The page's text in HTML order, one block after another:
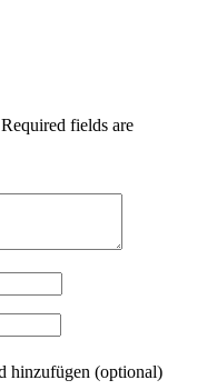
Required fields are
hinzufügen (optional)